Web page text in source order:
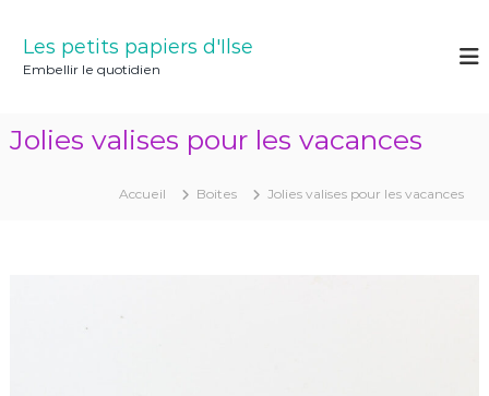
Les petits papiers d'Ilse
Embellir le quotidien
Jolies valises pour les vacances
Accueil Boites Jolies valises pour les vacances